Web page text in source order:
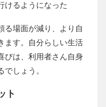
けるようになった
る場面が減り、より自
ます。自分らしい生活
びは、利用者さん自身
しょう。
ト